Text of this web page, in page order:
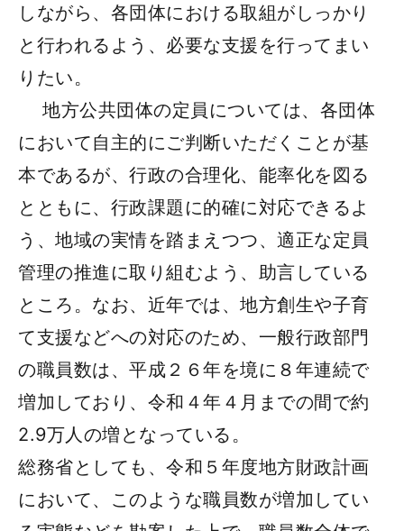
しながら、各団体における取組がしっかり
と行われるよう、必要な支援を行ってまい
りたい。
地方公共団体の定員については、各団体
において自主的にご判断いただくことが基
本であるが、行政の合理化、能率化を図る
とともに、行政課題に的確に対応できるよ
う、地域の実情を踏まえつつ、適正な定員
管理の推進に取り組むよう、助言している
ところ。なお、近年では、地方創生や子育
て支援などへの対応のため、一般行政部門
の職員数は、平成２６年を境に８年連続で
増加しており、令和４年４月までの間で約
2.9万人の増となっている。
総務省としても、令和５年度地方財政計画
において、このような職員数が増加してい